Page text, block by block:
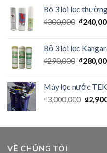
Bô 3 lõi lọc thường
₫300,000 ₫
Bộ 3 lõi lọc
₫290,000 ₫
Máy lọc nước
₫3,000,000 ₫
VỀ CHÚNG TÔI